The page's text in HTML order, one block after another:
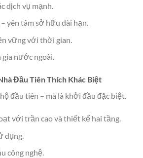
dịch vụ mạnh.
yên tâm sở hữu dài hạn.
vững với thời gian.
gia nước ngoài.
Đầu Tiên Thích Khác Biệt
đầu tiên – mà là khởi đầu đặc biệt.
với trần cao và thiết kế hai tầng.
dụng.
công nghệ.